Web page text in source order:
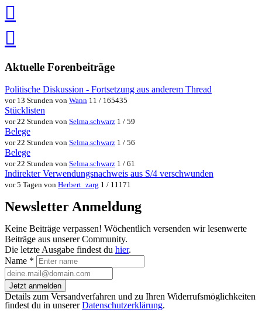
speichern
via
teilenteilen
Aktuelle Forenbeiträge
Politische Diskussion - Fortsetzung aus anderem Thread
vor 13 Stunden von Wann 11 / 165435
Stücklisten
vor 22 Stunden von Selma.schwarz 1 / 59
Belege
vor 22 Stunden von Selma.schwarz 1 / 56
Belege
vor 22 Stunden von Selma.schwarz 1 / 61
Indirekter Verwendungsnachweis aus S/4 verschwunden
vor 5 Tagen von Herbert_zarg 1 / 11171
Newsletter Anmeldung
Keine Beiträge verpassen! Wöchentlich versenden wir lesenwerte
Beiträge aus unserer Community.
Die letzte Ausgabe findest du hier.
Name *
Jetzt anmelden
Details zum Versandverfahren und zu Ihren Widerrufsmöglichkeiten
findest du in unsererDatenschutzerklärung.